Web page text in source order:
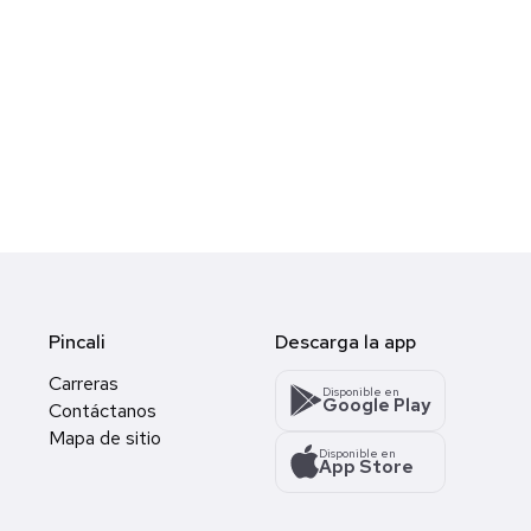
Pincali
Carreras
Contáctanos
Mapa de sitio
Descarga la app
Disponible en
Google Play
Disponible en
App Store